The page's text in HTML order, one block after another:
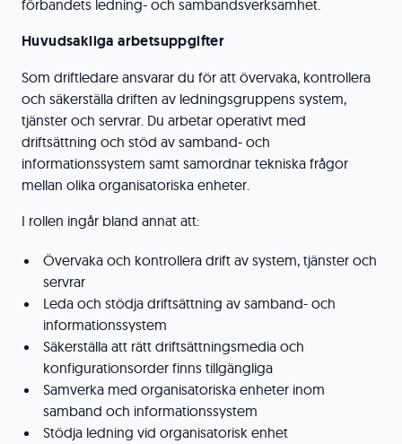
förbandets ledning- och sambandsverksamhet.
Huvudsakliga arbetsuppgifter
Som driftledare ansvarar du för att övervaka, kontrollera
och säkerställa driften av ledningsgruppens system,
tjänster och servrar. Du arbetar operativt med
driftsättning och stöd av samband- och
informationssystem samt samordnar tekniska frågor
mellan olika organisatoriska enheter.
I rollen ingår bland annat att:
Övervaka och kontrollera drift av system, tjänster och
servrar
Leda och stödja driftsättning av samband- och
informationssystem
Säkerställa att rätt driftsättningsmedia och
konfigurationsorder finns tillgängliga
Samverka med organisatoriska enheter inom
samband och informationssystem
Stödja ledning vid organisatorisk enhet